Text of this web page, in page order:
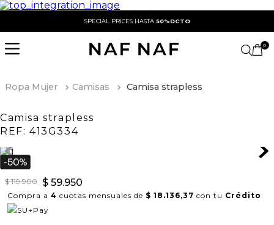
SPECIAL PRICES HASTA 50%DCTO
0
Ropa Mujer Camisas Camisa strapless
Camisa strapless
REF: 413G334
$ 119.900 $ 59.950
Compra a 4 cuotas mensuales de $ 18.136,37 con tu Crédito